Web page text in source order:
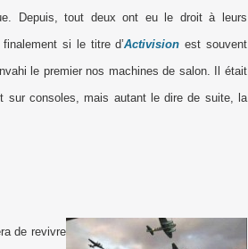
Depuis, tout deux ont eu le droit à leurs
si le titre d’Activision est souvent
le premier nos machines de salon. Il était
sur consoles, mais autant le dire de suite, la
de revivre